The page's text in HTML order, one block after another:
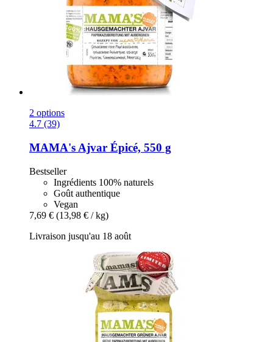
2 options
4.7 (39)
MAMA's Ajvar Épicé, 550 g
Bestseller
Ingrédients 100% naturels
Goût authentique
Vegan
7,69 € (13,98 € / kg)
Livraison jusqu'au 18 août